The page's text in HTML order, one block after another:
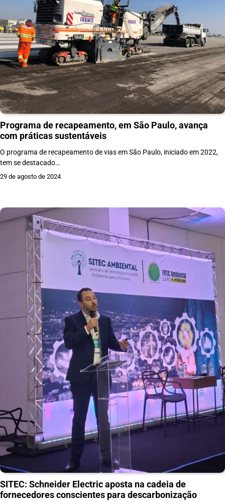
Programa de recapeamento, em São Paulo, avança
com práticas sustentáveis
O programa de recapeamento de vias em São Paulo, iniciado em 2022,
tem se destacado…
29 de agosto de 2024
SITEC: Schneider Electric aposta na cadeia de
fornecedores conscientes para descarbonização